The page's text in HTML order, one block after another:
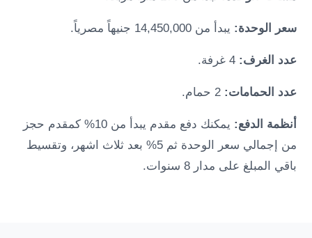
سعر الوحدة: يبدأ من 14,450,000 جنيهاً مصرياً.
عدد الغرف: 4 غرفة.
عدد الحمامات: 2 حمام.
أنظمة الدفع:
يمكنك دفع مقدم يبدأ من 10% كمقدم حجز
من إجمالي سعر الوحدة ثم 5% بعد ثلاث اشهر، وتقسيط
باقي المبلغ على مدار 8 سنوات.